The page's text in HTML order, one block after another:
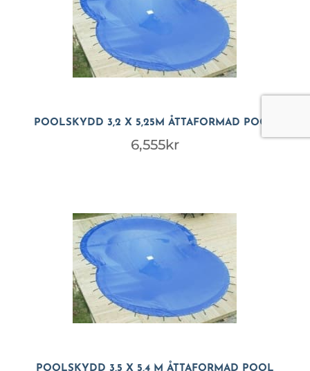
POOLSKYDD 3,2 X 5,25M ÅTTAFORMAD POOL
6,555kr
POOLSKYDD 3,5 X 5,4 M ÅTTAFORMAD POOL